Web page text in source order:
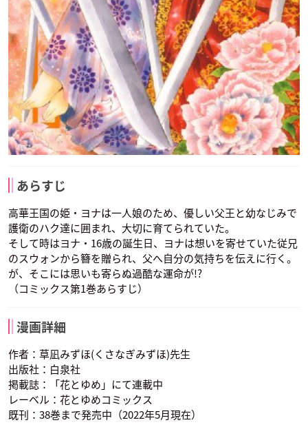
あらすじ
高華王国の姫・ヨナは一人娘のため、優しい父王と幼なじみで
護衛のハク達に囲まれ、大切に育てられていた。
そして時はヨナ・16歳の誕生日、ヨナは想いを寄せていた従兄
のスウォンから簪を贈られ、父へ自分の気持ちを伝えに行く。
が、そこには思いも寄らぬ過酷な運命が!?
（コミックス第1巻あらすじ）
漫画詳細
作者：草凪みずほ(くさなぎみずほ)先生
出版社：白泉社
掲載誌：「花とゆめ」にて連載中
レーベル：花とゆめコミックス
既刊：38巻まで発売中（2022年5月現在）